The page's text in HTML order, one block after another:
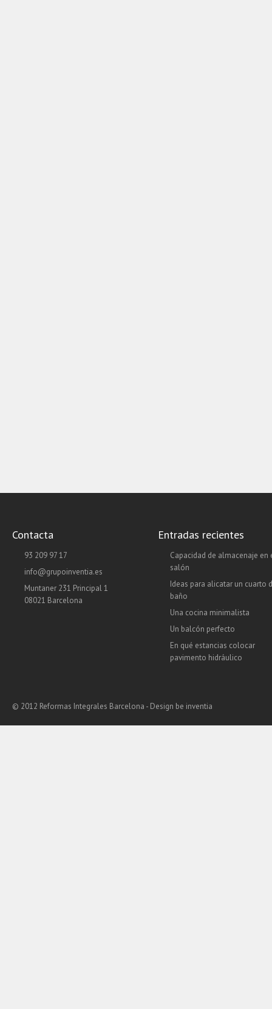
Contacta
93 209 97 17
info@grupoinventia.es
Muntaner 231 Principal 1
08021 Barcelona
Entradas recientes
Capacidad de almacenaje en
salón
Ideas para alicatar un cuarto
baño
Una cocina minimalista
Un balcón perfecto
En qué estancias colocar
pavimento hidráulico
© 2012 Reformas Integrales Barcelona - Design be inventia